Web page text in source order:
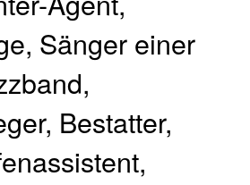
Sänger einer
Bestatter,